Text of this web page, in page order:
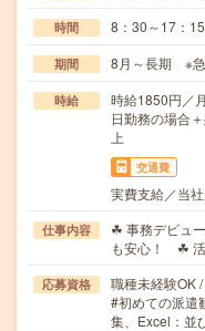
時間 8：30～17：
期間 8月～長期 ※急
時給
時給1850円／
日勤務の場合
上
交通費
実費支給／当
仕事内容
☘ 事務デビュ
も安心！ ☘
応募資格
職種未経験OK
#初めての派
集、Excel：